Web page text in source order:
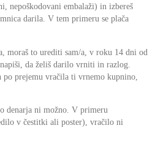
nepoškodovani embalaži) in izbereš
darila. V tem primeru se plača
moraš to urediti sam/a, v roku 14 dni od
da želiš darilo vrniti in razlog.
prejemu vračila ti vrnemo kupnino,
denarja ni možno. V primeru
v čestitki ali poster), vračilo ni